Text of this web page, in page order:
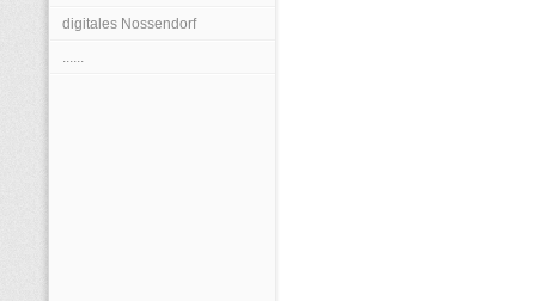
digitales Nossendorf
......